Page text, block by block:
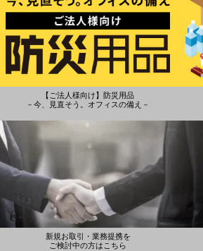
【ご法人様向け】防災用品
－今、見直そう。オフィスの備え－
新規お取引・業務提携を
ご検討中の方はこちら